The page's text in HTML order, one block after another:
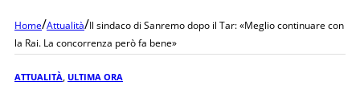
Home/Attualità/Il sindaco di Sanremo dopo il Tar: «Meglio continuare con
la Rai. La concorrenza però fa bene»
ATTUALITÀ ULTIMA ORA